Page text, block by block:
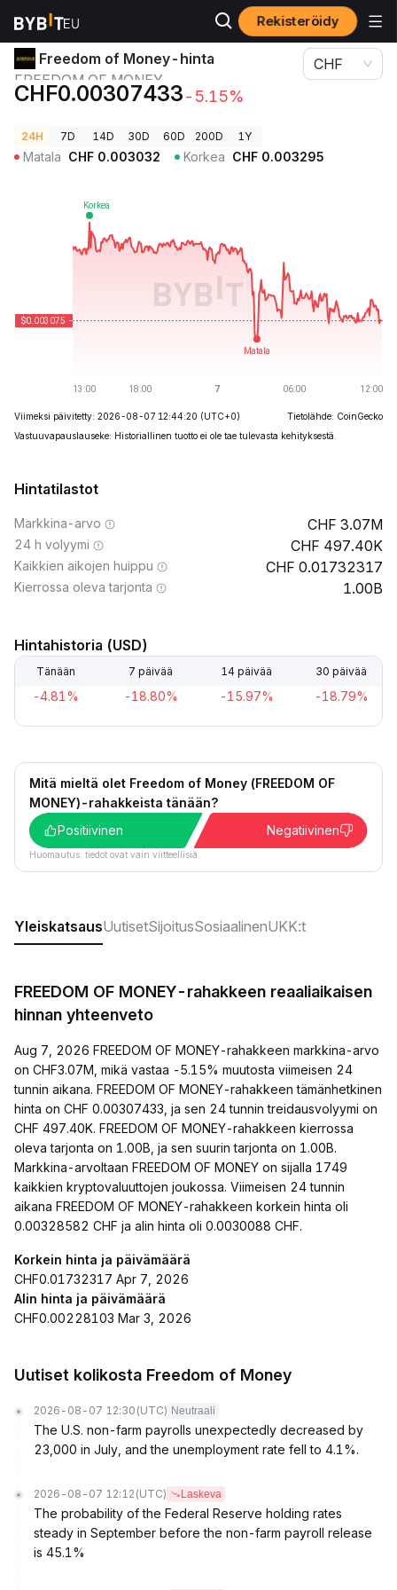
Rekisteröidy
Kryptohinnat Freedom of Money-hinta FREEDOM OF MONEY
Freedom of Money-hinta
FREEDOM OF MONEY
CHF0.00307433-5.15%
CHF
24H 7D 14D 30D 60D 200D 1Y
Matala CHF 0.003032 Korkea CHF 0.003295
Viimeksi päivitetty: 2026-08-07 12:44:20 (UTC+0)
Tietolähde: CoinGecko
Vastuuvapauslauseke: Historiallinen tuotto ei ole tae tulevasta kehityksestä.
Hintatilastot
Markkina-arvo 3.07M
24 h volyymi 497.40K
Kaikkien aikojen huippu 0.01732317
Kierrossa oleva tarjonta 1.00B
Hintahistoria (USD)
Tänään 7 päivää 14 päivää 30 päivää
-4.81% -18.80% -15.97% -18.79%
Mitä mieltä olet Freedom of Money (FREEDOM OF
MONEY)-rahakkeista tänään?
Positiivinen
Negatiivinen
Huomautus: tiedot ovat vain viitteellisiä.
YleiskatsausUutisetSijoitusSosiaalinenUKK:t
FREEDOM OF MONEY-rahakkeen reaaliaikaisen
hinnan yhteenveto
Aug 7, 2026 FREEDOM OF MONEY-rahakkeen markkina-arvo
on CHF3.07M, mikä vastaa -5.15% muutosta viimeisen 24
tunnin aikana. FREEDOM OF MONEY-rahakkeen tämänhetkinen
hinta on CHF 0.00307433, ja sen 24 tunnin treidausvolyymi on
CHF 497.40K. FREEDOM OF MONEY-rahakkeen kierrossa
oleva tarjonta on 1.00B, ja sen suurin tarjonta on 1.00B.
Markkina-arvoltaan FREEDOM OF MONEY on sijalla 1749
kaikkien kryptovaluuttojen joukossa. Viimeisen 24 tunnin
aikana FREEDOM OF MONEY-rahakkeen korkein hinta oli
0.00328582 CHF ja alin hinta oli 0.0030088 CHF.
Korkein hinta ja päivämäärä
CHF0.01732317 Apr 7, 2026
Alin hinta ja päivämäärä
CHF0.00228103 Mar 3, 2026
Uutiset kolikosta Freedom of Money
2026-08-07 12:30 (UTC) Neutraali
The U.S. non-farm payrolls unexpectedly decreased by
23,000 in July, and the unemployment rate fell to 4.1%.
2026-08-07 12:12 (UTC) Laskeva
The probability of the Federal Reserve holding rates
steady in September before the non-farm payroll release
is 45.1%